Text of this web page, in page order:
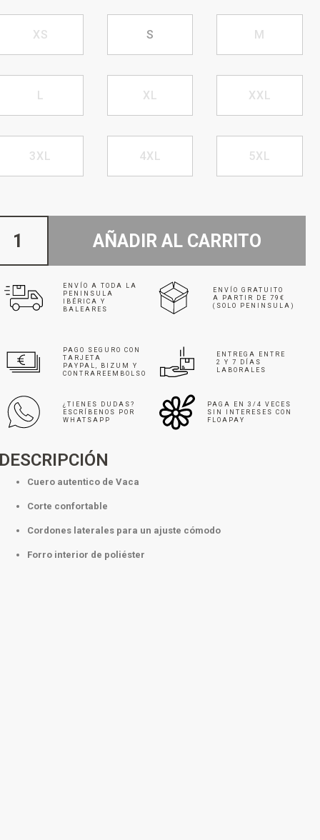
XS S M
L XL XXL
3XL 4XL 5XL
AÑADIR AL CARRITO
ENVÍO A TODA LA
PENINSULA
IBÉRICA Y
BALEARES
ENVÍO GRATUITO
A PARTIR DE 79€
(SOLO PENINSULA)
PAGO SEGURO CON
TARJETA
PAYPAL, BIZUM Y
CONTRAREEMBOLSO
ENTREGA ENTRE
2 Y 7 DÍAS
LABORALES
¿TIENES DUDAS?
ESCRÍBENOS POR
WHATSAPP
PAGA EN 3/4 VECES
SIN INTERESES CON
FLOAPAY
Cuero autentico de Vaca
Corte confortable
Cordones laterales para un ajuste cómodo
Forro interior de poliéster